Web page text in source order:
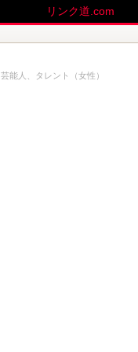
芸能人、タレント（女性）
リンク道.com